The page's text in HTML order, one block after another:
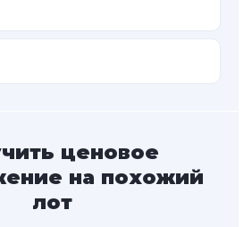
ценовое
на похожий
лот